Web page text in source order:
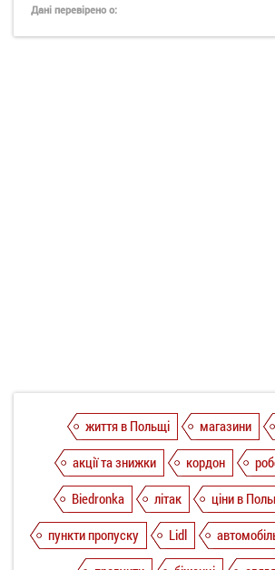
Дані перевірено о:
життя в Польщі магазини
акції та знижки
кордон
Biedronka
літак ціни в
пункти пропуску
Lidl